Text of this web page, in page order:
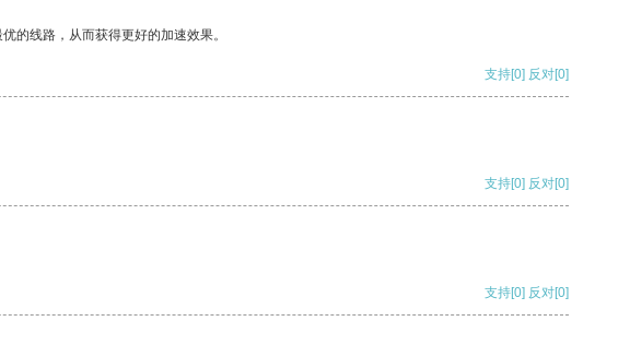
的线路，从而获得更好的加速效果。
支持[0] 反对[0]
支持[0] 反对[0]
支持[0] 反对[0]